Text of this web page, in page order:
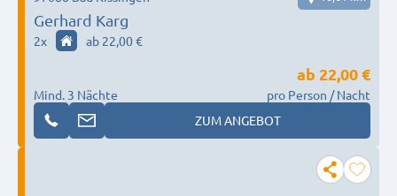
Gerhard Karg
2x ab 22,00 €
Mind. 3 Nächte
ab 22,00 €
pro Person / Nacht
ZUM ANGEBOT